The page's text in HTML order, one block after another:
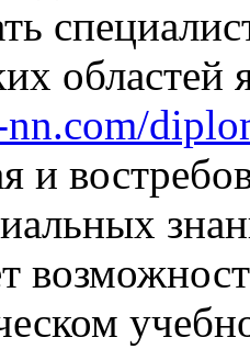
областей
и